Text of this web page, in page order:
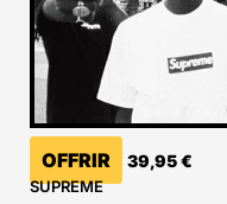
OFFRIR 39,95€
SUPREME